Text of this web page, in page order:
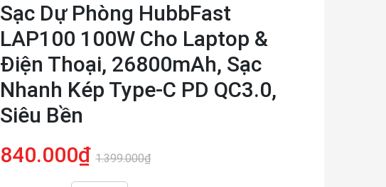
Sạc Dự Phòng HubbFast
LAP100 100W Cho Laptop &
Điện Thoại, 26800mAh, Sạc
Nhanh Kép Type-C PD QC3.0,
Siêu Bền
840.000₫ 1.399.000₫